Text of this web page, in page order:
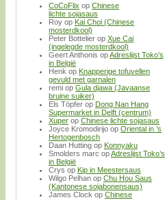
CoCoFlix op Chinese
lichte sojasaus
Roy op Kai Choi (Chinese
mosterdkool)
Peter Bottelier op Xue Cai
(ingelegde mosterdkool)
Geert Anthonis opAdreslijst Toko’s
in België
Henk op Knapperige tofuvellen
gevuld met garnalen
remi op Gula djawa (Javaanse
bruine suiker)
Els Töpfer op Dong Nan Hang
Supermarket in Delft (centrum)
Xuper op Chinese lichte sojasaus
Joyce Kromodirijo op Oriental in ’s
Hertogenbosch
Daan Hutting op Konnyaku
Smolders marc opAdreslijst Toko’s
in België
Crys op Kip in Meestersaus
Wilgo Pelhan op Chu Hou Saus
(Kantonese sojabonensaus)
James Clock op Chinese